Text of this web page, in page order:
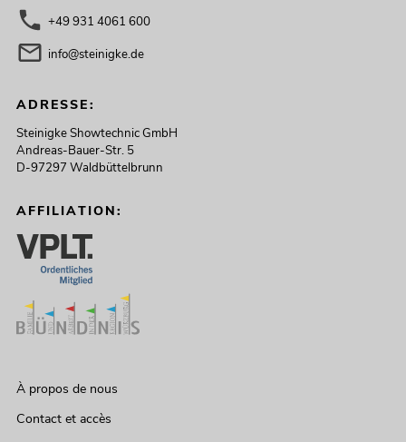
+49 931 4061 600
info@steinigke.de
ADRESSE:
Steinigke Showtechnic GmbH
Andreas-Bauer-Str. 5
D-97297 Waldbüttelbrunn
AFFILIATION:
À propos de nous
Contact et accès